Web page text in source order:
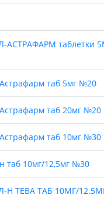
таблетки
таб 5мг №20
таб 20мг №20
таб 10мг №30
таб 10мг/12,5мг №30
ТЕВА ТАБ 10МГ/